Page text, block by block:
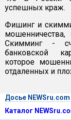
успешных краж.
Фишинг и
мошенничества,
Скимминг -
банковской
которое
отдаленных и
Досье NEWSru.com
Каталог